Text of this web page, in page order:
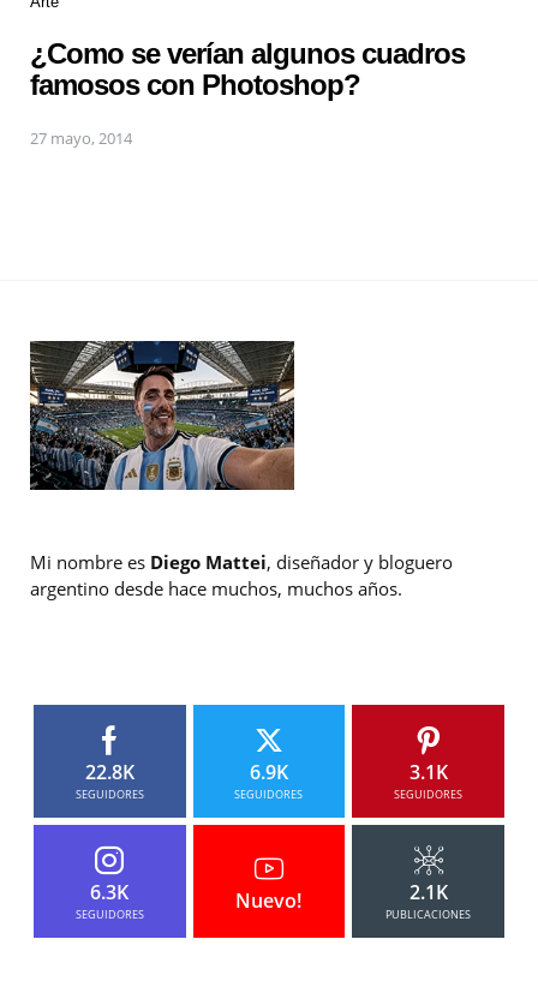
¿Como se verían algunos cuadros
famosos con Photoshop?
27 mayo, 2014
Mi nombre es Diego Mattei, diseñador y bloguero
argentino desde hace muchos, muchos años.
22.8K
SEGUIDORES
6.9K
SEGUIDORES
3.1K
SEGUIDORES
6.3K
SEGUIDORES
Nuevo! 2.1K
PUBLICACIONES